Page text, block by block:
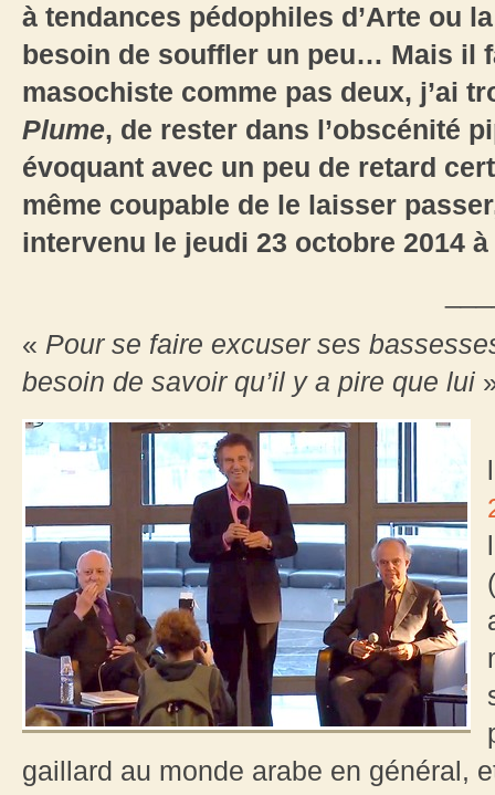
à tendances pédophiles d’Arte ou
besoin de souffler un peu… Mais il
masochiste comme pas deux, j’ai
Plume, de rester dans l’obscénité
évoquant avec un peu de retard
même coupable de le laisser
intervenu le jeudi 23 octobre 2014
« Pour se faire excuser ses
besoin de savoir qu’il y a pire que lui
gaillard au monde arabe en général,